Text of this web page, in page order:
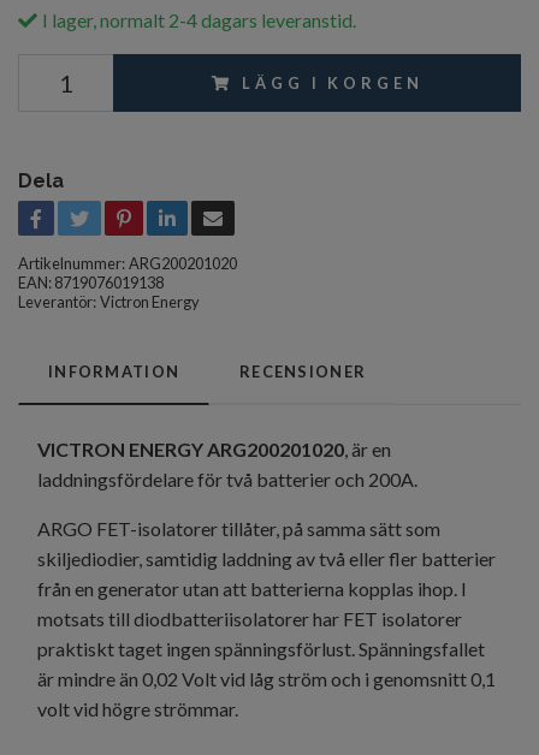
I lager, normalt 2-4 dagars leveranstid.
LÄGG I KORGEN
Dela
Artikelnummer:ARG200201020
EAN: 8719076019138
Leverantör:Victron Energy
INFORMATION RECENSIONER
VICTRON ENERGY ARG200201020 , är en
laddningsfördelare för två batterier och 200A.
ARGO FET-isolatorer tillåter, på samma sätt som
skiljediodier, samtidig laddning av två eller fler batterier
från en generator utan att batterierna kopplas ihop. I
motsats till diodbatteriisolatorer har FET isolatorer
praktiskt taget ingen spänningsförlust. Spänningsfallet
är mindre än 0,02 Volt vid låg ström och i genomsnitt 0,1
volt vid högre strömmar.